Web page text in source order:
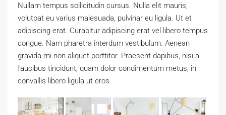
Nullam tempus sollicitudin cursus. Nulla elit mauris,
volutpat eu varius malesuada, pulvinar eu ligula. Ut et
adipiscing erat. Curabitur adipiscing erat vel libero tempus
congue. Nam pharetra interdum vestibulum. Aenean
gravida mi non aliquet porttitor. Praesent dapibus, nisi a
faucibus tincidunt, quam dolor condimentum metus, in
convallis libero ligula ut eros.